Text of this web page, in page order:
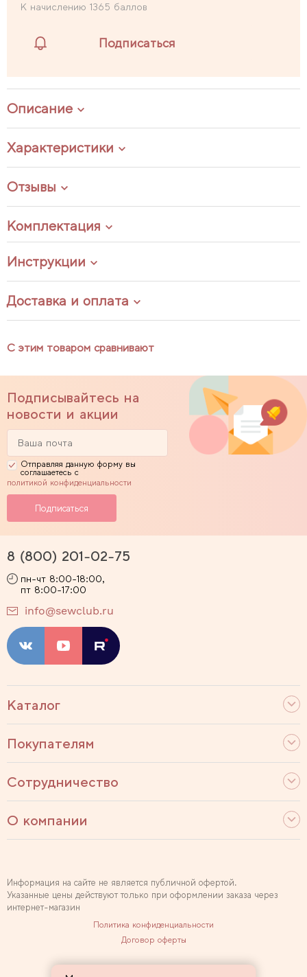
К начислению 1365 баллов
Подписаться
Описание
Характеристики
Отзывы
Комплектация
Инструкции
Доставка и оплата
С этим товаром сравнивают
Подписывайтесь на
новости и акции
Отправляя данную форму вы
соглашаетесь с
политикой конфиденциальности
Каталог
Покупателям
Сотрудничество
О компании
8 (800) 201-02-75
пн-чт 8:00-18:00,
пт 8:00-17:00
info@sewclub.ru
Информация на сайте не является публичной офертой.
Указанные цены действуют только при оформлении заказа через
интернет-магазин
Политика конфиденциальности
Договор оферты